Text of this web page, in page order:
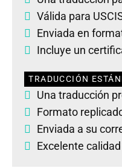
Válida para
Enviada en
Incluye un
TRADUCCIÓN
Una traducción
Formato
Enviada a su
Excelente calidad